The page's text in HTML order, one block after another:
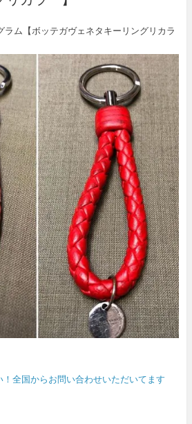
ム【ボッテガヴェネタキーリングリカラ
全国からお問い合わせいただいてます